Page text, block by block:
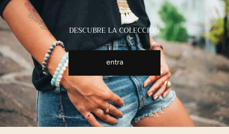
DESCUBRE LA COLECCIÓN
entra